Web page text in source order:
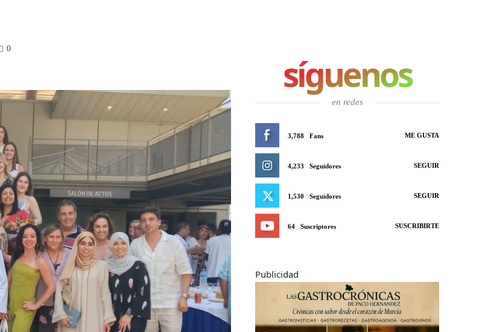
0
síguenos
en redes
3,788 Fans ME GUSTA
4,233 Seguidores SEGUIR
1,530 Seguidores SEGUIR
64 Suscriptores SUSCRIBIRTE
Publicidad